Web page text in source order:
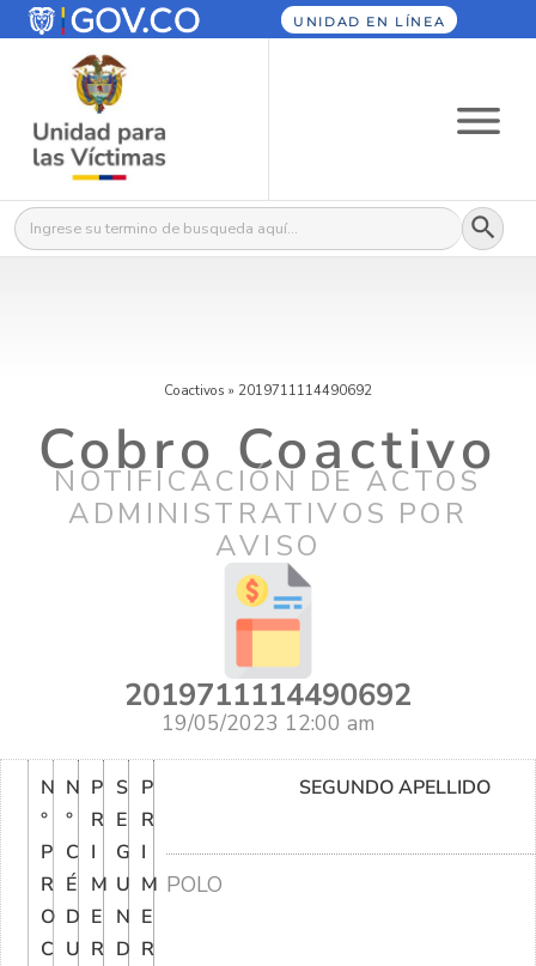
UNIDAD EN LÍNEA
Buscar: Botón
Coactivos » 2019711114490692
Cobro Coactivo
NOTIFICACIÓN DE ACTOS
ADMINISTRATIVOS POR
AVISO
2019711114490692
19/05/2023 12:00 am
N
°
P
R
O
C
N
°
C
É
D
U
P
R
I
M
E
R
S
E
G
U
N
D
P
R
I
M
E
R
SEGUNDO APELLIDO
POLO